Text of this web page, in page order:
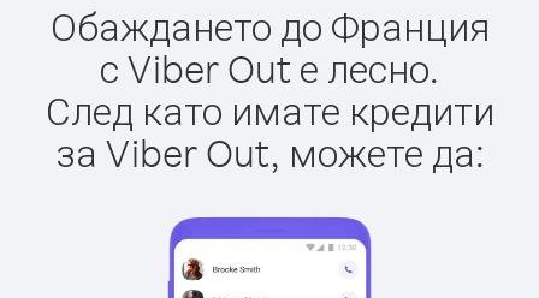
Обаждането до Франция
с Viber Out е лесно.
След като имате кредити
за Viber Out, можете да: